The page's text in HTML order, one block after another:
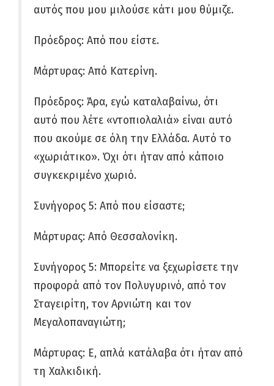
αυτός που μου μιλούσε κάτι μου θύμιζε.
Πρόεδρος: Από που είστε.
Μάρτυρας: Από Κατερίνη.
Πρόεδρος: Άρα, εγώ καταλαβαίνω, ότι
αυτό που λέτε «ντοπιολαλιά» είναι αυτό
που ακούμε σε όλη την Ελλάδα. Αυτό το
«χωριάτικο». Όχι ότι ήταν από κάποιο
συγκεκριμένο χωριό.
Συνήγορος 5: Από που είσαστε;
Μάρτυρας: Από Θεσσαλονίκη.
Συνήγορος 5: Μπορείτε να ξεχωρίσετε την
προφορά από τον Πολυγυρινό, από τον
Σταγειρίτη, τον Αρνιώτη και τον
Μεγαλοπαναγιώτη;
Μάρτυρας: Ε, απλά κατάλαβα ότι ήταν από
τη Χαλκιδική.